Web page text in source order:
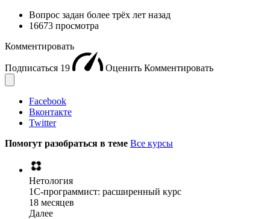
Вопрос задан более трёх лет назад
16673 просмотра
Комментировать
Подписаться 19 Оценить Комментировать
Facebook
Вконтакте
Twitter
Помогут разобраться в теме Все курсы
Нетология
1C-программист: расширенный курс
18 месяцев
Далее